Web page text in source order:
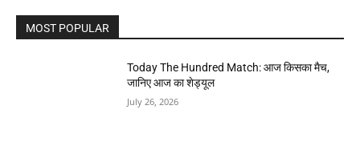
MOST POPULAR
Today The Hundred Match: आज किसका मैच,
जानिए आज का शेड्यूल
July 26, 2026